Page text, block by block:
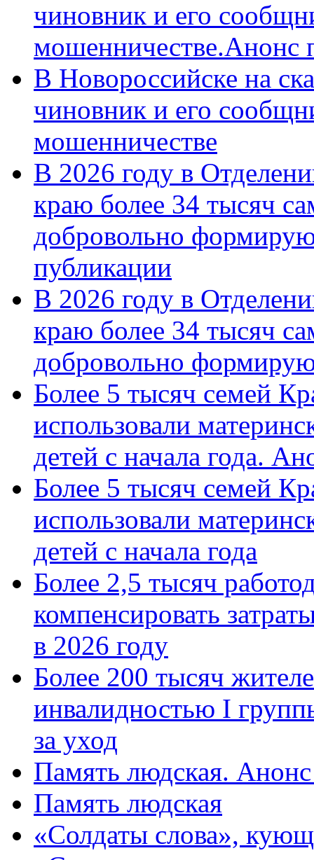
чиновник и его
мошенничестве.Анонс
В Новороссийске на
чиновник и его
мошенничестве
В 2026 году в
краю более 34 тысяч
добровольно
публикации
В 2026 году в
краю более 34 тысяч
добровольно
Более 5 тысяч семей
использовали
детей с начала года.
Более 5 тысяч семей
использовали
детей с начала года
Более 2,5 тысяч
компенсировать
в 2026 году
Более 200 тысяч
инвалидностью I
за уход
Память людская.
Память людская
«Солдаты слова»,